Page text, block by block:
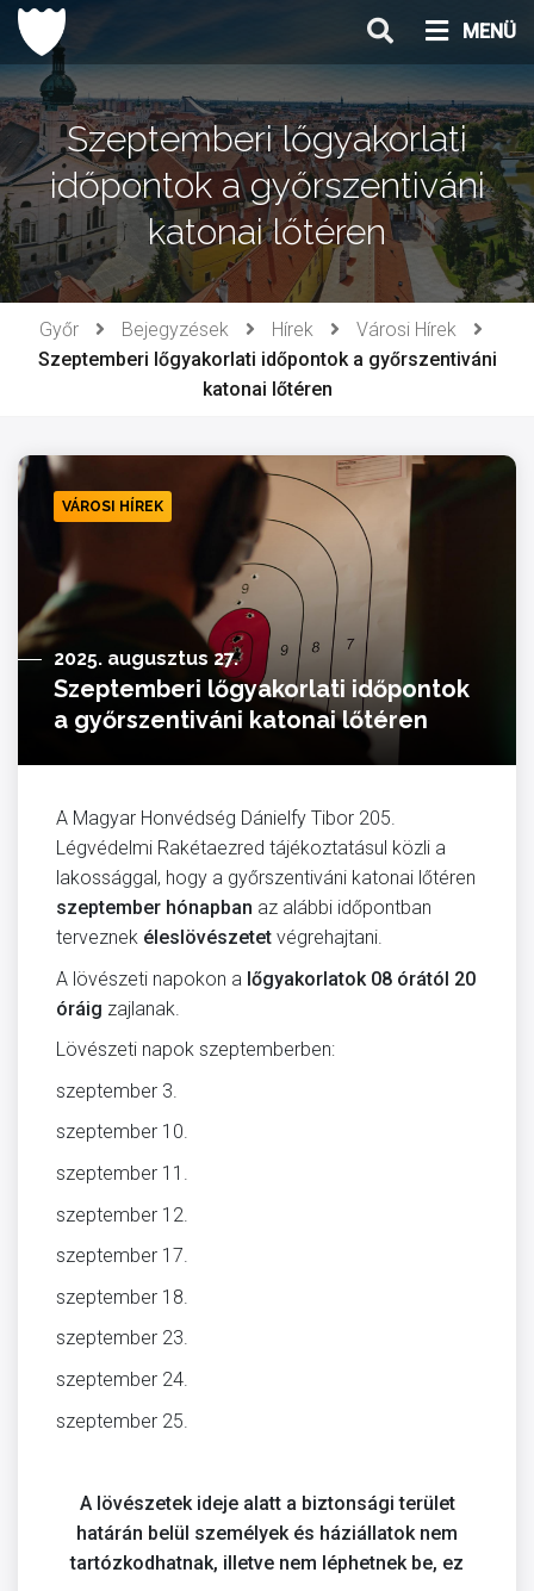
Ugrás
tartalomhoz
MENÜ
Szeptemberi lőgyakorlati
időpontok a győrszentiváni
katonai lőtéren
Győr Bejegyzések Hírek
Városi Hírek
Szeptemberi lőgyakorlati időpontok a győrszentiváni
katonai lőtéren
VÁROSI HÍREK
2025. augusztus 27.
Szeptemberi lőgyakorlati időpontok
a győrszentiváni katonai lőtéren
A Magyar Honvédség Dánielfy Tibor 205.
Légvédelmi Rakétaezred tájékoztatásul közli a
lakossággal, hogy a győrszentiváni katonai lőtéren
szeptember hónapban az alábbi időpontban
terveznek éleslövészetet végrehajtani.
A lövészeti napokon a lőgyakorlatok 08 órától 20
óráig zajlanak.
Lövészeti napok szeptemberben:
szeptember 3.
szeptember 10.
szeptember 11.
szeptember 12.
szeptember 17.
szeptember 18.
szeptember 23.
szeptember 24.
szeptember 25.
A lövészetek ideje alatt a biztonsági terület
határán belül személyek és háziállatok nem
tartózkodhatnak, illetve nem léphetnek be, ez